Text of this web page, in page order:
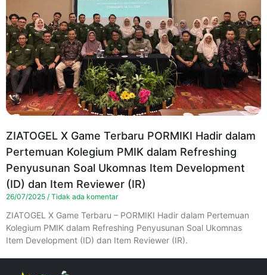
ZIATOGEL X Game Terbaru PORMIKI Hadir dalam
Pertemuan Kolegium PMIK dalam Refreshing
Penyusunan Soal Ukomnas Item Development
(ID) dan Item Reviewer (IR)
26/07/2025 Tidak ada komentar
ZIATOGEL X Game Terbaru – PORMIKI Hadir dalam Pertemuan
Kolegium PMIK dalam Refreshing Penyusunan Soal Ukomnas
Item Development (ID) dan Item Reviewer (IR).